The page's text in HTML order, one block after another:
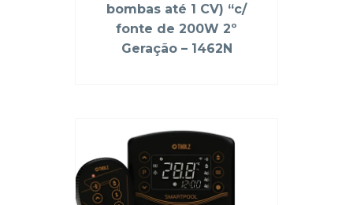
bombas até 1 CV) “c/
fonte de 200W 2º
Geração – 1462N